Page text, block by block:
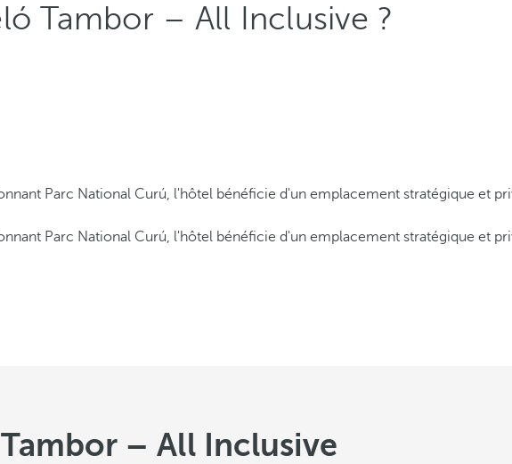
Tambor – All Inclusive ?
Parc National Curú, l'hôtel bénéficie d'un emplacement stratégique et
Parc National Curú, l'hôtel bénéficie d'un emplacement stratégique et
– All Inclusive